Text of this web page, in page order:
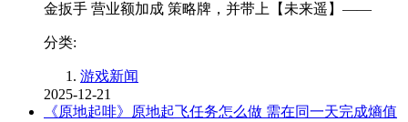
金扳手 营业额加成 策略牌，并带上【未来遥】——
分类:
游戏新闻
2025-12-21
《原地起啡》原地起飞任务怎么做 需在同一天完成熵值